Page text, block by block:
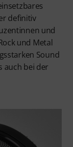
definitiv
und
und Metal
Sound
auch bei der